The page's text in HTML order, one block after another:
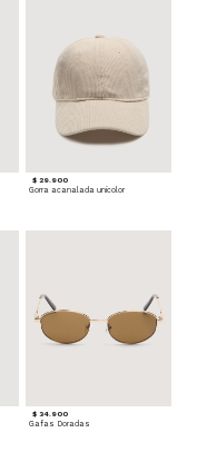
$ 29.900
Gorra acanalada unicolor
$ 34.900
Gafas Doradas